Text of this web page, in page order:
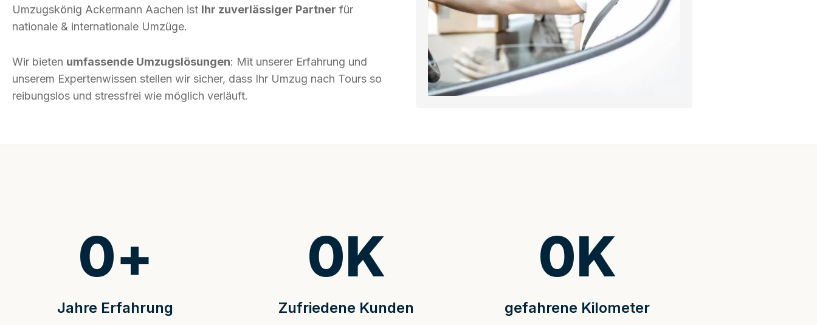
Umzugskönig Ackermann Aachen ist Ihr zuverlässiger Partner für
nationale & internationale Umzüge.
Wir bieten umfassende Umzugslösungen: Mit unserer Erfahrung und
unserem Expertenwissen stellen wir sicher, dass Ihr Umzug nach Tours so
reibungslos und stressfrei wie möglich verläuft.
Jahre Erfahrung
0+
Zufriedene Kunden
0K
gefahrene Kilometer
0K